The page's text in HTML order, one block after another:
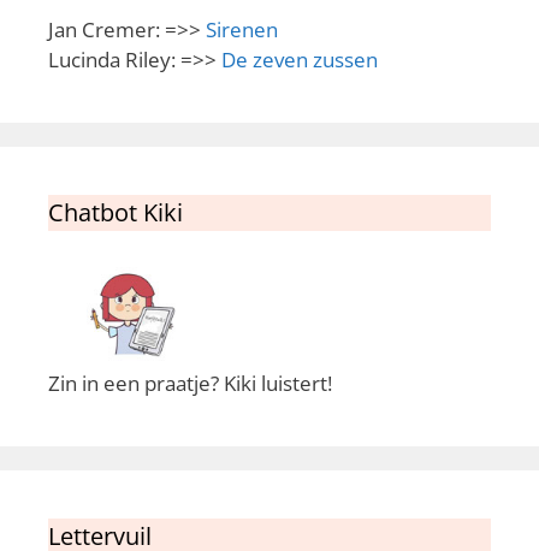
Jan Cremer: =>> Sirenen
Lucinda Riley: =>> De zeven zussen
Chatbot Kiki
Zin in een praatje? Kiki luistert!
Lettervuil